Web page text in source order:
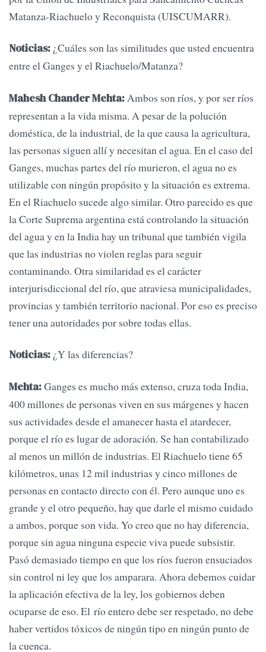
Matanza-Riachuelo y Reconquista (UISCUMARR).
Noticias: ¿Cuáles son las similitudes que usted encuentra
entre el Ganges y el Riachuelo/Matanza?
Mahesh Chander Mehta:Ambos son ríos, y por ser ríos
representan a la vida misma. A pesar de la polución
doméstica, de la industrial, de la que causa la agricultura,
las personas siguen allí y necesitan el agua. En el caso del
Ganges, muchas partes del río murieron, el agua no es
utilizable con ningún propósito y la situación es extrema.
En el Riachuelo sucede algo similar. Otro parecido es que
la Corte Suprema argentina está controlando la situación
del agua y en la India hay un tribunal que también vigila
que las industrias no violen reglas para seguir
contaminando. Otra similaridad es el carácter
interjurisdiccional del río, que atraviesa municipalidades,
provincias y también territorio nacional. Por eso es preciso
tener una autoridades por sobre todas ellas.
Noticias: ¿Y las diferencias?
Mehta:Ganges es mucho más extenso, cruza toda India,
400 millones de personas viven en sus márgenes y hacen
sus actividades desde el amanecer hasta el atardecer,
porque el río es lugar de adoración. Se han contabilizado
al menos un millón de industrias. El Riachuelo tiene 65
kilómetros, unas 12 mil industrias y cinco millones de
personas en contacto directo con él. Pero aunque uno es
grande y el otro pequeño, hay que darle el mismo cuidado
a ambos, porque son vida. Yo creo que no hay diferencia,
porque sin agua ninguna especie viva puede subsistir.
Pasó demasiado tiempo en que los ríos fueron ensuciados
sin control ni ley que los amparara. Ahora debemos cuidar
la aplicación efectiva de la ley, los gobiernos deben
ocuparse de eso. El río entero debe ser respetado, no debe
haber vertidos tóxicos de ningún tipo en ningún punto de
la cuenca.